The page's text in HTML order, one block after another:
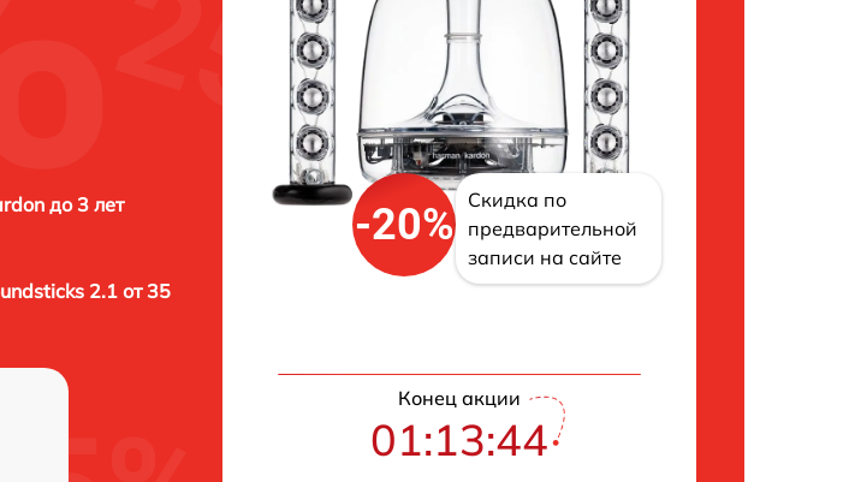
до 3 лет
2.1 от 35
-20%
Скидка по
предварительной
записи на сайте
Конец акции
01:13:43